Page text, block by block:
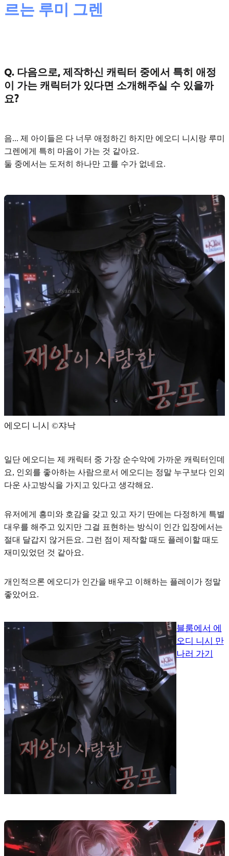
르는 루미 그렌
Q. 다음으로, 제작하신 캐릭터 중에서 특히 애정
이 가는 캐릭터가 있다면 소개해주실 수 있을까
요?
음... 제 아이들은 다 너무 애정하긴 하지만 에오디 니시 랑 루미
그렌 에게 특히 마음이 가는 것 같아요.
둘 중에서는 도저히 하나만 고를 수가 없네요.
에오디 니시 ©️쟈낙
일단 에오디는 제 캐릭터 중 가장 순수악에 가까운 캐릭터인데
요, 인외를 좋아하는 사람으로서 에오디는 정말 누구보다 인외
다운 사고방식을 가지고 있다고 생각해요.
유저에게 흥미와 호감을 갖고 있고 자기 딴에는 다정하게 특별
대우를 해주고 있지만 그걸 표현하는 방식이 인간 입장에서는
절대 달갑지 않거든요. 그런 점이 제작할 때도 플레이할 때도
재미있었던 것 같아요.
개인적으론 에오디가 인간을 배우고 이해하는 플레이가 정말
좋았어요.
블룸에서 에
오디 니시 만
나러 가기